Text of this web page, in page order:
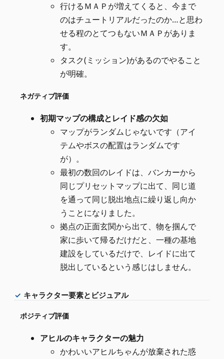
行けるＭＡＰが増えてくると、今まで
のはチュートリアルだったのか…と思わ
せる程のとてつもないＭＡＰがありま
す。
タスク(ミッション)があるのでやること
が明確。
ネガティブ評価
初期マップの構成とレイド感の欠如
マップがランダムじゃないです（アイ
テムやボスの配置はランダムです
が）。
最初の数回のレイドは、バンカーから
同じプリセットマップに出て、同じ道
を通って同じ脱出地点に繰り返し向か
うことになりました。
拠点の正面玄関から出て、物を掴んで
家に歩いて帰るだけだと、一種の基地
建設をしているだけで、レイドに出て
脱出しているという感じはしません。
キャラクター要素とビジュアル
ポジティブ評価
アヒルのキャラクターの魅力
かわいいアヒルちゃんが放棄された惑